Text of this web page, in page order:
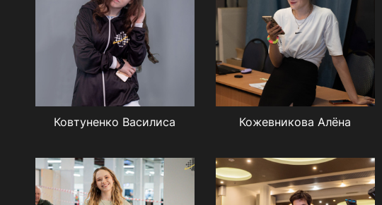
Ковтуненко Василиса Кожевникова Алёна